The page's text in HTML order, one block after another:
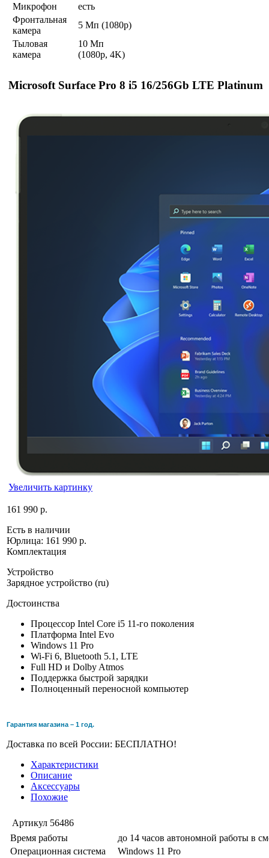
Микрофон
есть
Фронтальная
камера
5 Мп (1080p)
Тыловая
камера
10 Мп
(1080p, 4K)
Microsoft Surface Pro 8 i5 16/256Gb LTE Platinum
Увеличить картинку
161 990 р.
Есть в наличии
Юрлица: 161 990 р.
Комплектация
Устройство
Зарядное устройство (ru)
Достоинства
Процессор Intel Core i5 11-го поколения
Платформа Intel Evo
Windows 11 Pro
Wi-Fi 6, Bluetooth 5.1, LTE
Full HD и Dolby Atmos
Поддержка быстрой зарядки
Полноценный переносной компьютер
Гарантия магазина – 1 год.
Доставка по всей России: БЕСПЛАТНО!
Характеристики
Описание
Аксессуары
Похожие
Артикул 56486
Время работы
до 14 часов автономной работы в
Операционная система
Windows 11 Pro